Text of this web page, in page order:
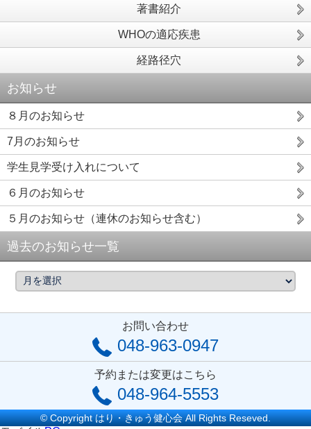
著書紹介
WHOの適応疾患
経路径穴
お知らせ
８月のお知らせ
7月のお知らせ
学生見学受け入れについて
６月のお知らせ
５月のお知らせ（連休のお知らせ含む）
過去のお知らせ一覧
お問い合わせ
048-963-0947
予約または変更はこちら
048-964-5553
© Copyright はり・きゅう健心会 All Rights Reseved.